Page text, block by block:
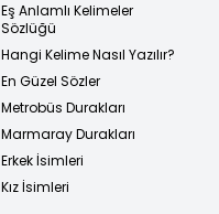
Eş Anlamlı Kelimeler
Sözlüğü
Hangi Kelime Nasıl Yazılır?
En Güzel Sözler
Metrobüs Durakları
Marmaray Durakları
Erkek İsimleri
Kız İsimleri